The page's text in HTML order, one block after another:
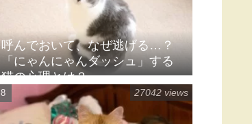
呼んでおいて、なぜ逃げる…？
「にゃんにゃんダッシュ」する
猫の心理とは？
27042 views